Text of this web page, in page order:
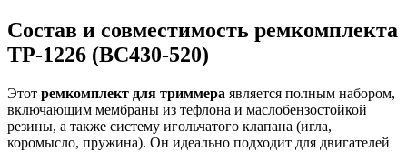
Состав и совместимость ремкомплекта
TP-1226 (BC430-520)
Этот ремкомплект для триммера является полным набором,
включающим мембраны из тефлона и маслобензостойкой
резины, а также систему игольчатого клапана (игла,
коромысло, пружина). Он идеально подходит для двигателей